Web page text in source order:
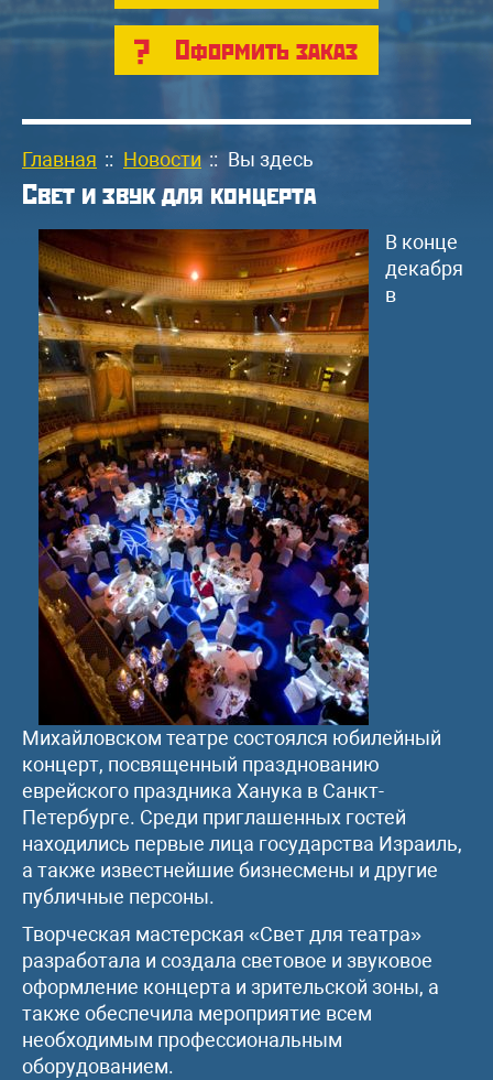
Оформить заказ
Главная :: Новости :: Вы здесь
Свет и звук для концерта
В конце
декабря
в
Михайловском театре состоялся юбилейный
концерт, посвященный празднованию
еврейского праздника Ханука в Санкт-
Петербурге. Среди приглашенных гостей
находились первые лица государства Израиль,
а также известнейшие бизнесмены и другие
публичные персоны.
Творческая мастерская «Свет для театра»
разработала и создала световое и звуковое
оформление концерта и зрительской зоны, а
также обеспечила мероприятие всем
необходимым профессиональным
оборудованием.